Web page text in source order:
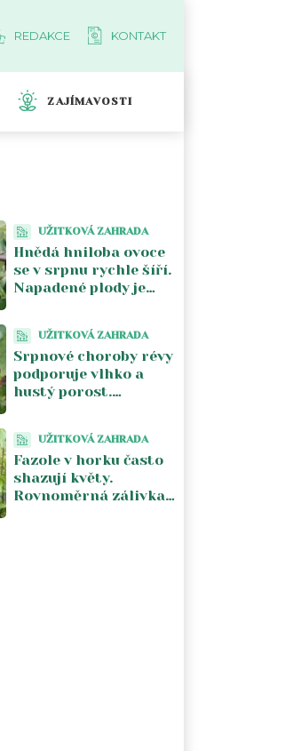
REDAKCE KONTAKT
ZAJÍMAVOSTI
UŽITKOVÁ ZAHRADA
Hnědá hniloba ovoce
se v srpnu rychle šíří.
Napadené plody je
UŽITKOVÁ ZAHRADA
Srpnové choroby révy
podporuje vlhko a
hustý porost.
napadených částí
UŽITKOVÁ ZAHRADA
Fazole v horku často
shazují květy.
Rovnoměrná zálivka